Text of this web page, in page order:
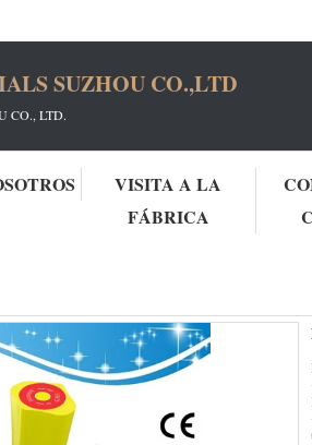
SUZHOU CO.,LTD
CO., LTD.
VISITA A LA
FÁBRICA
SHB9-Salida de gas de cuatro/cuádruple